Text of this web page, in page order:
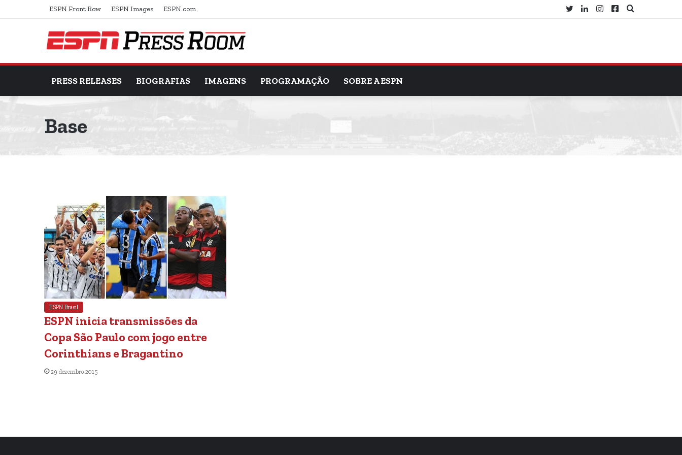
ESPN Front Row ESPN Images ESPN.com
Procurar
Facebook
Instagram
Linkedin
Twitter
PRESS RELEASES BIOGRAFIAS IMAGENS PROGRAMAÇÃO SOBRE A ESPN
Base
ESPN Brasil
ESPN inicia transmissões da
Copa São Paulo com jogo entre
Corinthians e Bragantino
29 dezembro 2015